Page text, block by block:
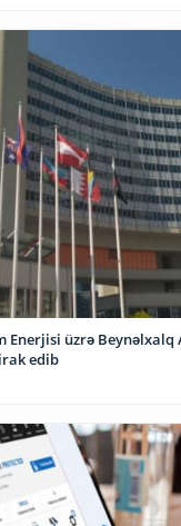
Enerjisi üzrə Beynəlxalq
edib